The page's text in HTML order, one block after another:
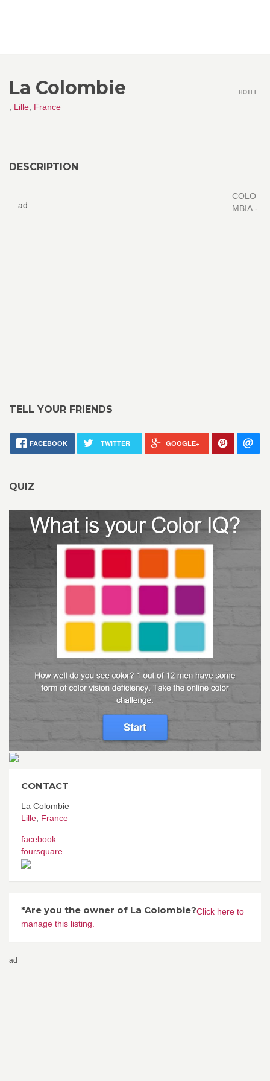
La Colombie
Lille France
HOTEL
DESCRIPTION
ad
COLO
MBIA.-
TELL YOUR FRIENDS
FACEBOOK TWITTER GOOGLE+
QUIZ
CONTACT
La Colombie
Lille France
facebook
foursquare
*Are you the owner of La Colombie?Click here to
manage this listing.
ad